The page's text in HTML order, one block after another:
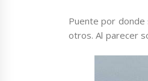
Puente por donde
otros. Al parecer